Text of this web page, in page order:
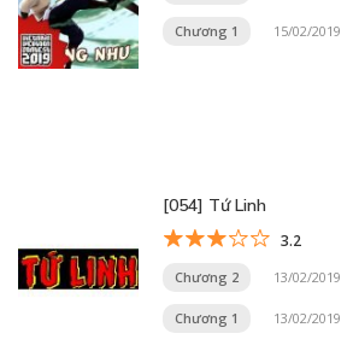
Chương 1 15/02/2019
[054] Tứ Linh
3.2
Chương 2 13/02/2019
Chương 1 13/02/2019